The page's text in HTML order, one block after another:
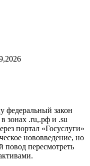
федеральный закон
зонах .ru,.рф и .su
портал «Госуслуги»
нововведение, но
повод пересмотреть